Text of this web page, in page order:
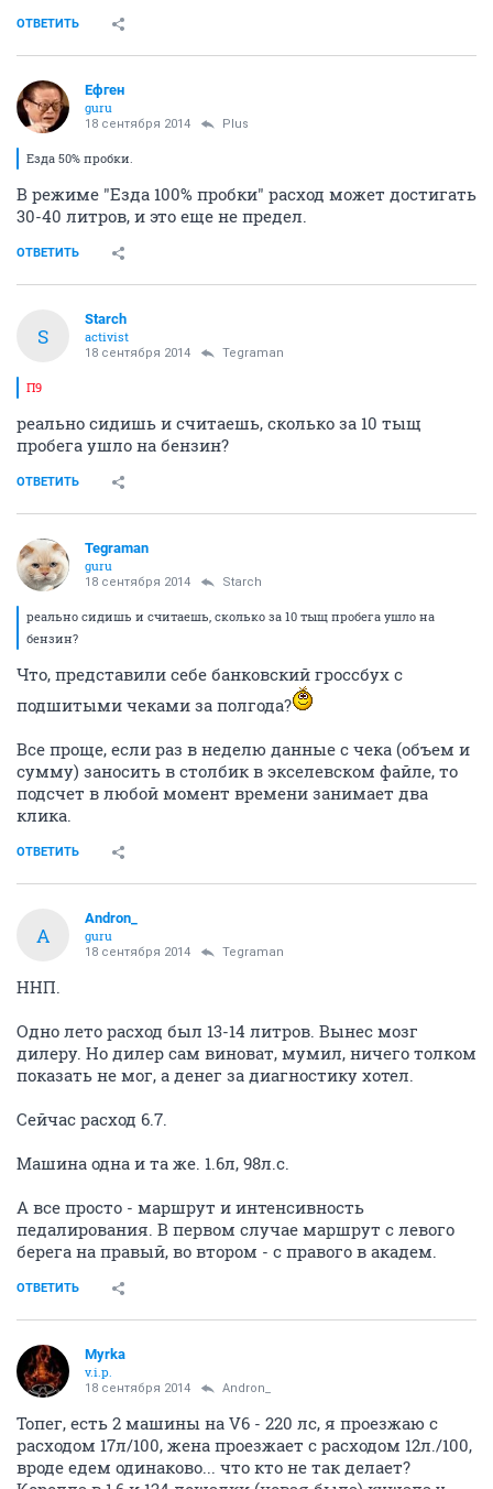
ОТВЕТИТЬ
Ефген
guru
18 сентября 2014 Plus
Езда 50% пробки.
В режиме "Езда 100% пробки" расход может достигать
30-40 литров, и это еще не предел.
ОТВЕТИТЬ
S
Starch
activist
18 сентября 2014 Tegraman
П9
реально сидишь и считаешь, сколько за 10 тыщ
пробега ушло на бензин?
ОТВЕТИТЬ
Tegraman
guru
18 сентября 2014 Starch
реально сидишь и считаешь, сколько за 10 тыщ пробега ушло на
бензин?
Что, представили себе банковский гроссбух с
подшитыми чеками за полгода?
Все проще, если раз в неделю данные с чека (объем и
сумму) заносить в столбик в экселевском файле, то
подсчет в любой момент времени занимает два
клика.
ОТВЕТИТЬ
A
Andron_
guru
18 сентября 2014 Tegraman
ННП.
Одно лето расход был 13-14 литров. Вынес мозг
дилеру. Но дилер сам виноват, мумил, ничего толком
показать не мог, а денег за диагностику хотел.
Сейчас расход 6.7.
Машина одна и та же. 1.6л, 98л.с.
А все просто - маршрут и интенсивность
педалирования. В первом случае маршрут с левого
берега на правый, во втором - с правого в академ.
ОТВЕТИТЬ
Myrka
v.i.p.
18 сентября 2014 Andron_
Топег, есть 2 машины на V6 - 220 лс, я проезжаю с
расходом 17л/100, жена проезжает с расходом 12л./100,
вроде едем одинаково... что кто не так делает?